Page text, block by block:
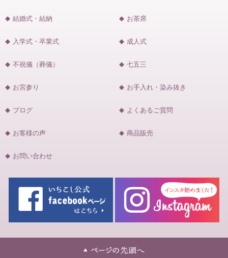
結婚式・結納 お茶席
入学式・卒業式 成人式
不祝儀（葬儀） 七五三
お宮参り お手入れ・染み抜き
ブログ よくあるご質問
お客様の声 商品販売
お問い合わせ